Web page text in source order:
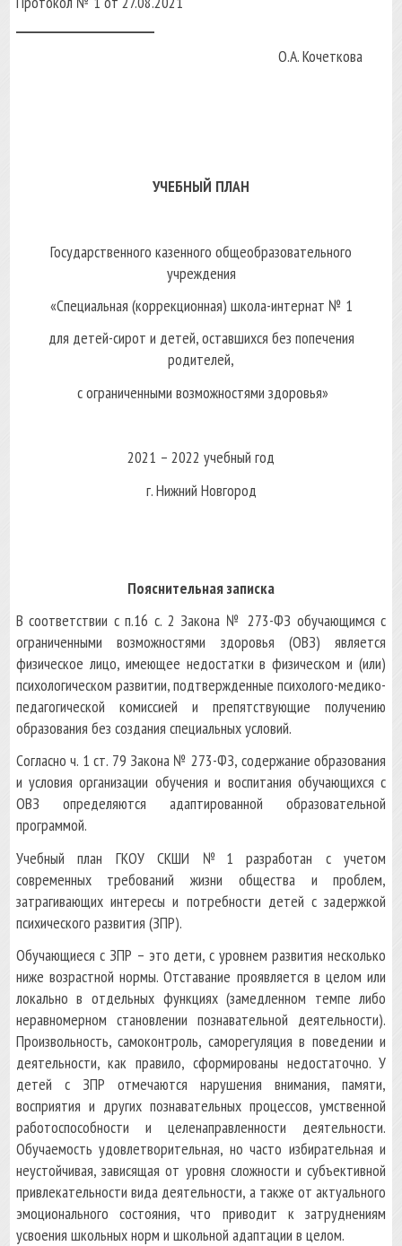
О.А. Кочеткова
УЧЕБНЫЙ ПЛАН
Государственного казенного общеобразовательного
учреждения
«Специальная (коррекционная) школа-интернат № 1
для детей-сирот и детей, оставшихся без попечения
родителей,
с ограниченными возможностями здоровья»
2021 – 2022 учебный год
г. Нижний Новгород
Пояснительная записка
В соответствии с п.16 с. 2 Закона № 273-ФЗ обучающимся с
ограниченными возможностями здоровья (ОВЗ) является
физическое лицо, имеющее недостатки в физическом и (или)
психологическом развитии, подтвержденные психолого-медико-
педагогической комиссией и препятствующие получению
образования без создания специальных условий.
Согласно ч. 1 ст. 79 Закона № 273-ФЗ, содержание образования
и условия организации обучения и воспитания обучающихся с
ОВЗ определяются адаптированной образовательной
программой.
Учебный план ГКОУ СКШИ №1 разработан с учетом
современных требований жизни общества и проблем,
затрагивающих интересы и потребности детей с задержкой
психического развития (ЗПР).
Обучающиеся с ЗПР – это дети, с уровнем развития несколько
ниже возрастной нормы. Отставание проявляется в целом или
локально в отдельных функциях (замедленном темпе либо
неравномерном становлении познавательной деятельности).
Произвольность, самоконтроль, саморегуляция в поведении и
деятельности, как правило, сформированы недостаточно. У
детей с ЗПР отмечаются нарушения внимания, памяти,
восприятия и других познавательных процессов, умственной
работоспособности и целенаправленности деятельности.
Обучаемость удовлетворительная, но часто избирательная и
неустойчивая, зависящая от уровня сложности и субъективной
привлекательности вида деятельности, а также от актуального
эмоционального состояния, что приводит к затруднениям
усвоения школьных норм и школьной адаптации в целом.